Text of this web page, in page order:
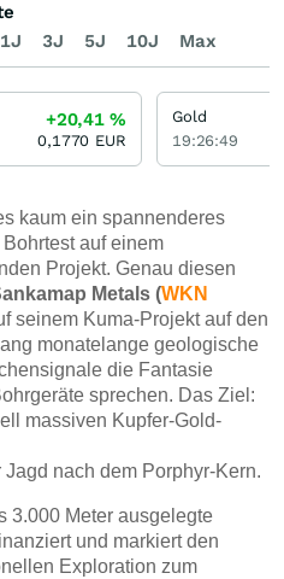
kaum ein spannenderes
auf einem
Projekt. Genau diesen
Metals (WKN
seinem Kuma-Projekt auf den
monatelange geologische
die Fantasie
sprechen. Das Ziel:
massiven Kupfer-Gold-
nach dem Porphyr-Kern.
3.000 Meter ausgelegte
und markiert den
Exploration zum
1J 3J 5J 10J Max
+20,41%
0,1770 EUR
Gold
19:26:49